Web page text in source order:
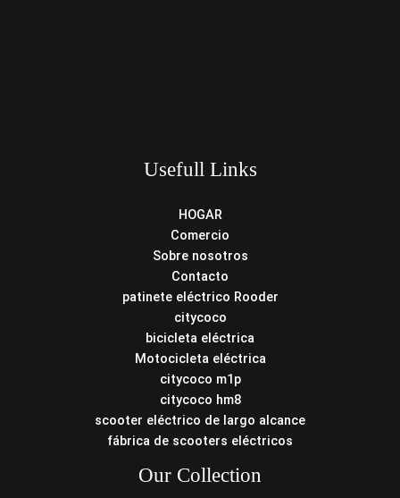
Usefull Links
HOGAR
Comercio
Sobre nosotros
Contacto
patinete eléctrico Rooder
citycoco
bicicleta eléctrica
Motocicleta eléctrica
citycoco m1p
citycoco hm8
scooter eléctrico de largo alcance
fábrica de scooters eléctricos
Our Collection